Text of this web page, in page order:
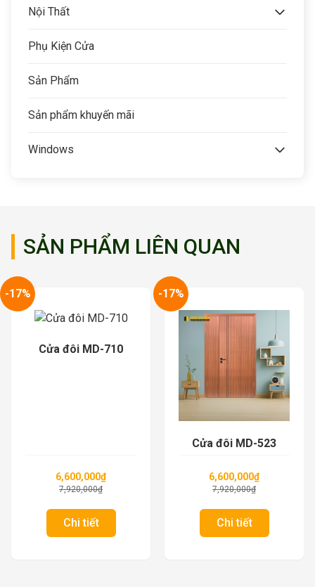
Nội Thất
Phụ Kiện Cửa
Sản Phẩm
Sản phẩm khuyến mãi
Windows
SẢN PHẨM LIÊN QUAN
-17%
Cửa đôi MD-710
6,600,000₫
7,920,000₫
Chi tiết
-17%
Cửa đôi MD-523
6,600,000₫
7,920,000₫
Chi tiết